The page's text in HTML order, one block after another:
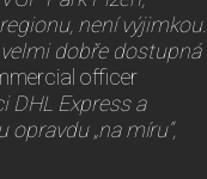
není výjimkou.
dobře dostupná
officer
DHL Express a
„na míru“,